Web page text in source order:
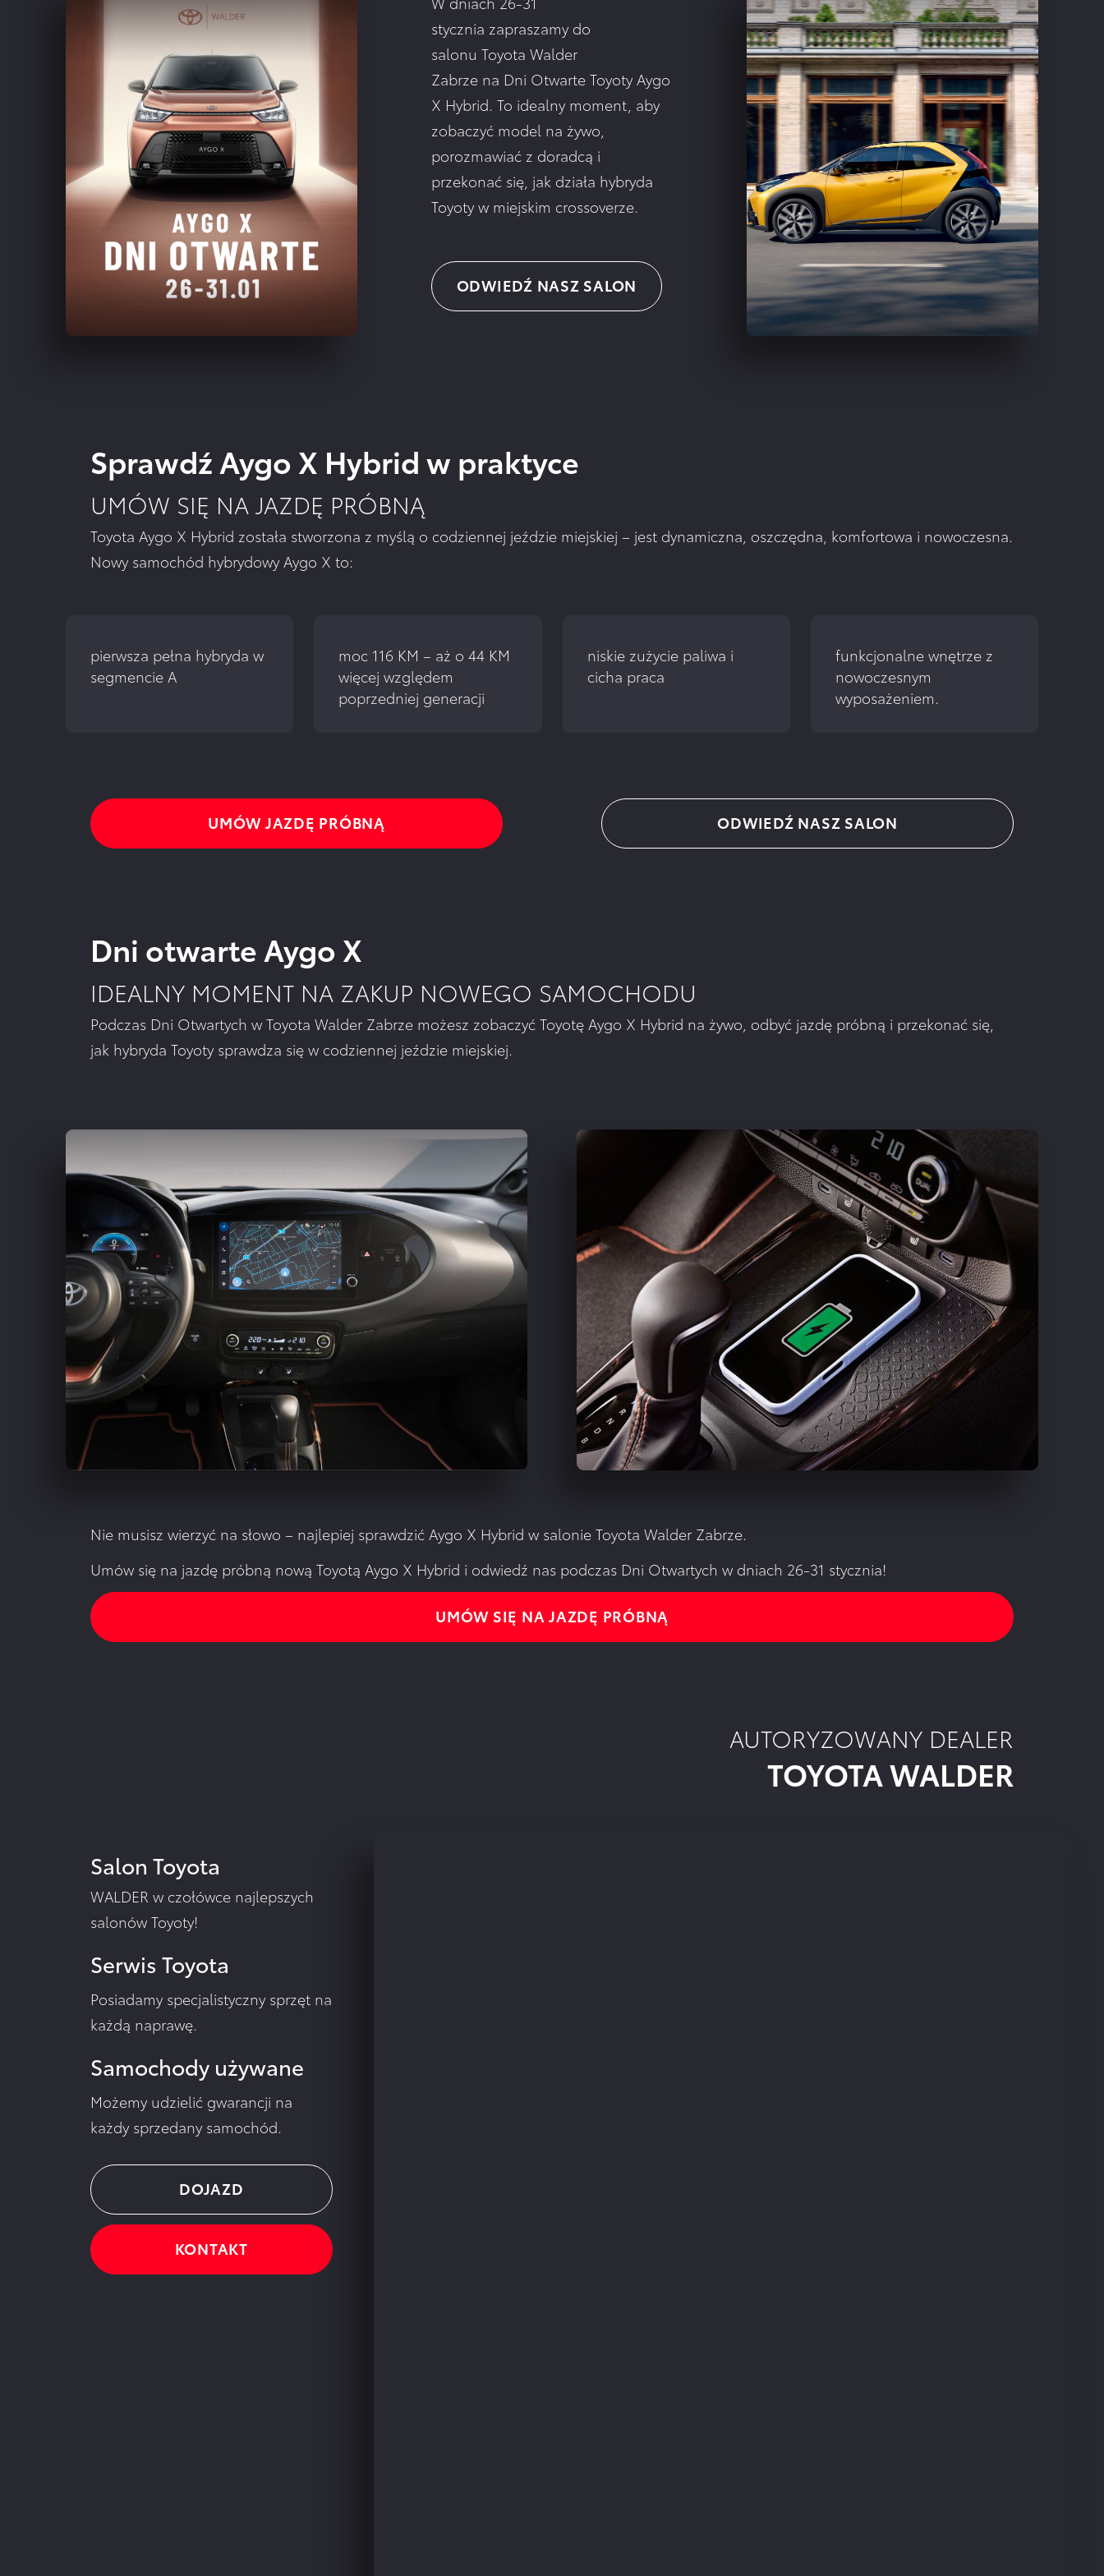
stycznia zapraszamy do
salonu Toyota Walder
Zabrze na Dni Otwarte Toyoty Aygo
X Hybrid. To idealny moment, aby
zobaczyć model na żywo,
porozmawiać z doradcą i
przekonać się, jak działa hybryda
Toyoty w miejskim crossoverze.
ODWIEDŹ NASZ SALON
Sprawdź Aygo X Hybrid w praktyce
UMÓW SIĘ NA JAZDĘ PRÓBNĄ
Toyota Aygo X Hybrid została stworzona z myślą o codziennej jeździe miejskiej – jest dynamiczna, oszczędna, komfortowa i nowoczesna.
Nowy samochód hybrydowy Aygo X to:
pierwsza pełna hybryda w
segmencie A
moc 116 KM – aż o 44 KM
więcej względem
niskie zużycie paliwa i
funkcjonalne wnętrze z
nowoczesnym
wyposażeniem.
UMÓW JAZDĘ PRÓBNĄ ODWIEDŹ NASZ SALON
Dni otwarte Aygo X
IDEALNY MOMENT NA ZAKUP NOWEGO SAMOCHODU
Podczas Dni Otwartych w Toyota Walder Zabrze możesz zobaczyć Toyotę Aygo X Hybrid na żywo, odbyć jazdę próbną i przekonać się,
jak hybryda Toyoty sprawdza się w codziennej jeździe miejskiej.
Nie musisz wierzyć na słowo – najlepiej sprawdzić Aygo X Hybrid w salonie Toyota Walder Zabrze.
Umów się na jazdę próbną nową Toyotą Aygo X Hybrid i odwiedź nas podczas Dni Otwartych w dniach 26-31 stycznia!
UMÓW SIĘ NA JAZDĘ PRÓBNĄ
AUTORYZOWANY DEALER
TOYOTA WALDER
Salon Toyota
WALDER w czołówce najlepszych
salonów Toyoty!
Serwis Toyota
Posiadamy specjalistyczny sprzęt na
każdą naprawę.
Samochody używane
Możemy udzielić gwarancji na
każdy sprzedany samochód.
DOJAZD
KONTAKT